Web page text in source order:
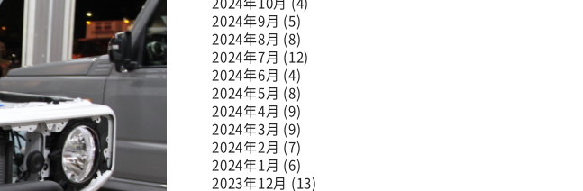
2024年10月 (4)
2024年9月 (5)
2024年8月 (8)
2024年7月 (12)
2024年6月 (4)
2024年5月 (8)
2024年4月 (9)
2024年3月 (9)
2024年2月 (7)
2024年1月 (6)
2023年12月 (13)